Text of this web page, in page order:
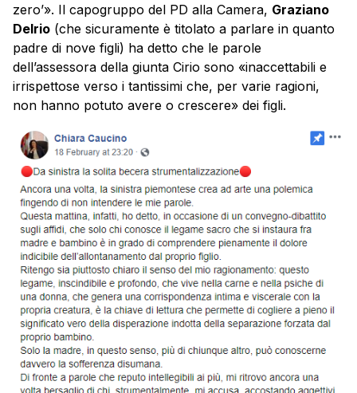
zero’». Il capogruppo del PD alla Camera, Graziano
Delrio (che sicuramente è titolato a parlare in quanto
padre di nove figli) ha detto che le parole
dell’assessora della giunta Cirio sono «inaccettabili e
irrispettose verso i tantissimi che, per varie ragioni,
non hanno potuto avere o crescere» dei figli.